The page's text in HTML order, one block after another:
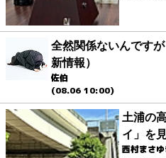
全然関係ないんです
新情報）
佐伯
(08.06 10:00)
土浦の
イ」を
西村まさゆ